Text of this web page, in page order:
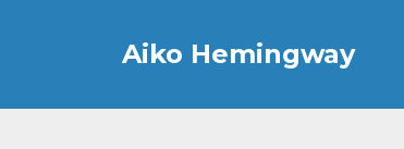
Aiko Hemingway